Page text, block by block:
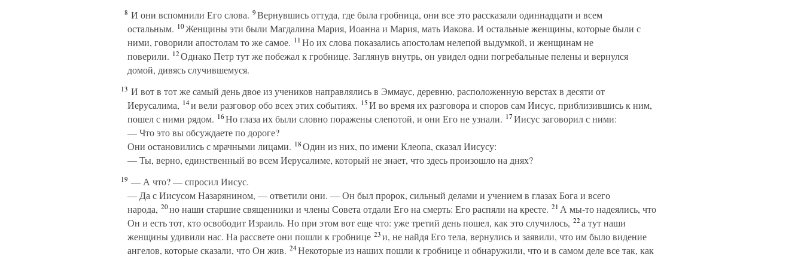
8 И они вспомнили Его слова. 9Вернувшись оттуда, где была гробница, они все это рассказали одиннадцати и всем
остальным. 10Женщины эти были Магдалина Мария, Иоанна и Мария, мать Иакова. И остальные женщины, которые были с
ними, говорили апостолам то же самое. 11Но их слова показались апостолам нелепой выдумкой, и женщинам не
поверили. 12Однако Петр тут же побежал к гробнице. Заглянув внутрь, он увидел одни погребальные пелены и вернулся
домой, дивясь случившемуся.
13 И вот в тот же самый день двое из учеников направлялись в Эммаус, деревню, расположенную верстах в десяти от
Иерусалима, 14и вели разговор обо всех этих событиях. 15И во время их разговора и споров сам Иисус, приблизившись к ним,
пошел с ними рядом. 16Но глаза их были словно поражены слепотой, и они Его не узнали. 17Иисус заговорил с ними:
— Что это вы обсуждаете по дороге?
Они остановились с мрачными лицами. 18Один из них, по имени Клеопа, сказал Иисусу:
— Ты, верно, единственный во всем Иерусалиме, который не знает, что здесь произошло на днях?
19 — А что? — спросил Иисус.
— Да с Иисусом Назарянином, — ответили они. — Он был пророк, сильный делами и учением в глазах Бога и всего
народа, 20но наши старшие священники и члены Совета отдали Его на смерть: Его распяли на кресте. 21А мы-то надеялись, что
Он и есть тот, кто освободит Израиль. Но при этом вот еще что: уже третий день пошел, как это случилось, 22а тут наши
женщины удивили нас. На рассвете они пошли к гробнице 23и, не найдя Его тела, вернулись и заявили, что им было видение
ангелов, которые сказали, что Он жив. 24Некоторые из наших пошли к гробнице и обнаружили, что и в самом деле все так, как